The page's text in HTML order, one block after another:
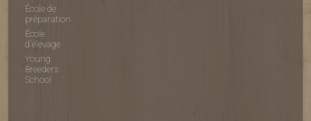
École de
préparation
École
d'élevage
Young
Breeders
School